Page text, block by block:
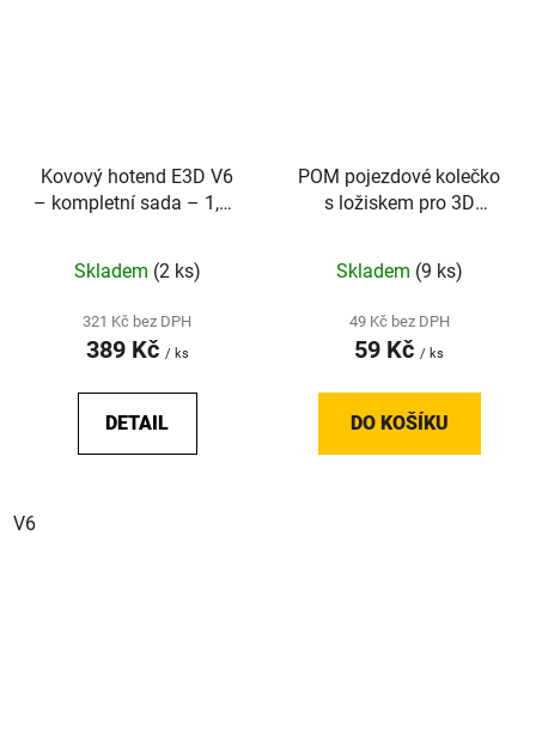
Kovový hotend E3D V6
– kompletní sada – 1,75
Skladem (2 ks)
321 Kč bez DPH
389 Kč / ks
DETAIL
V6
POM pojezdové kolečko
s ložiskem pro 3D
Skladem (9 ks)
49 Kč bez DPH
59 Kč / ks
DO KOŠÍKU